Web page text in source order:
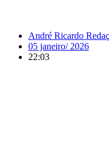
André Ricardo
05 janeiro/ 2026
22:03